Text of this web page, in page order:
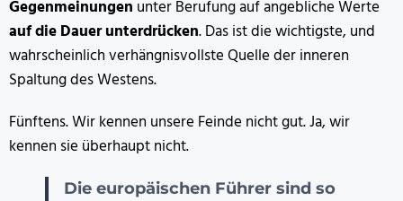
Gegenmeinungen unter Berufung auf angebliche Werte
auf die Dauer unterdrücken. Das ist die wichtigste, und
wahrscheinlich verhängnisvollste Quelle der inneren
Spaltung des Westens.
Fünftens. Wir kennen unsere Feinde nicht gut. Ja, wir
kennen sie überhaupt nicht.
Die europäischen Führer sind so